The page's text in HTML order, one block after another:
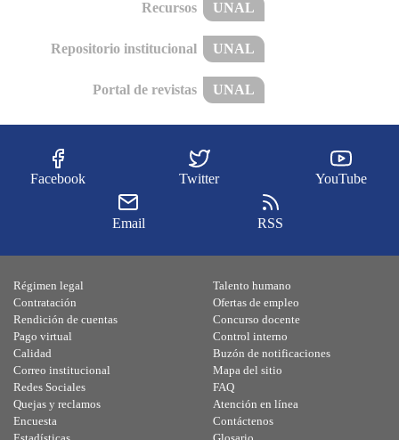
Recursos UNAL
Repositorio institucional UNAL
Portal de revistas UNAL
Facebook Twitter YouTube
Email RSS
Régimen legal
Contratación
Rendición de cuentas
Pago virtual
Calidad
Talento humano
Ofertas de empleo
Concurso docente
Control interno
Buzón de notificaciones
Correo institucional
Redes Sociales
Quejas y reclamos
Encuesta
Mapa del sitio
FAQ
Atención en línea
Contáctenos